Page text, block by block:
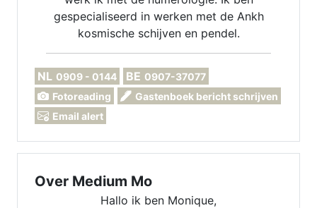
gespecialiseerd in werken met de Ankh
kosmische schijven en pendel.
NL 0909 - 0144 BE 0907-37077
Fotoreading
Gastenboek bericht schrijven
Email alert
Over Medium Mo
Hallo ik ben Monique,